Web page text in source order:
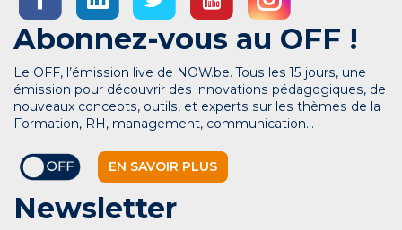
Abonnez-vous au OFF !
Le OFF, l’émission live de NOW.be. Tous les 15 jours, une
émission pour découvrir des innovations pédagogiques, de
nouveaux concepts, outils, et experts sur les thèmes de la
Formation, RH, management, communication…
EN SAVOIR PLUS
Newsletter